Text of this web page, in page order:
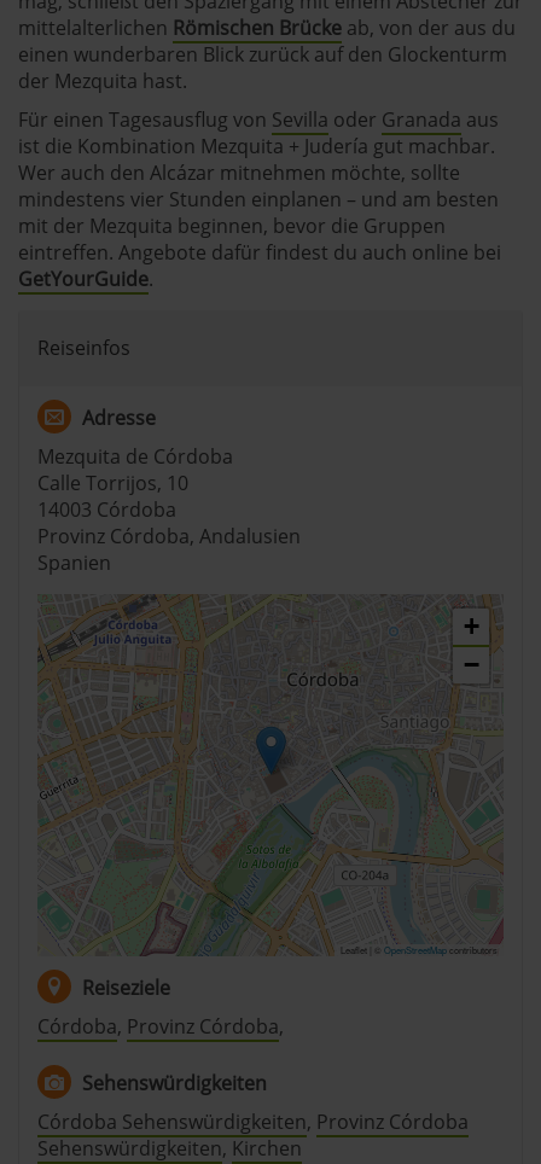
mittelalterlichen Römischen Brücke ab, von der aus du
einen wunderbaren Blick zurück auf den Glockenturm
der Mezquita hast.
Für einen Tagesausflug von Sevilla oder Granada aus
ist die Kombination Mezquita + Judería gut machbar.
Wer auch den Alcázar mitnehmen möchte, sollte
mindestens vier Stunden einplanen – und am besten
mit der Mezquita beginnen, bevor die Gruppen
eintreffen. Angebote dafür findest du auch online bei
GetYourGuide.
Reiseinfos
Adresse
Mezquita de Córdoba
Calle Torrijos, 10
14003 Córdoba
Provinz Córdoba, Andalusien
Spanien
+
−
Leaflet | © OpenStreetMapcontributors
Reiseziele
Córdoba, Provinz Córdoba,
Sehenswürdigkeiten
Córdoba Sehenswürdigkeiten, Provinz Córdoba
Sehenswürdigkeiten, Kirchen